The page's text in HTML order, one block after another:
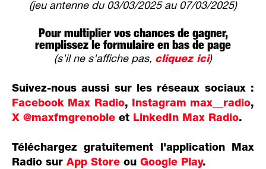
(jeu antenne du 03/03/2025 au 07/03/2025)
Pour multiplier vos chances de gagner,
remplissez le formulaire en bas de page
(s'il ne s'affiche pas, cliquez ici)
Suivez-nous aussi sur les réseaux sociaux :
Facebook Max Radio, Instagram max__radio,
X @maxfmgrenoble et LinkedIn Max Radio.
Téléchargez gratuitement l'application Max
Radio sur App Store ou Google Play.